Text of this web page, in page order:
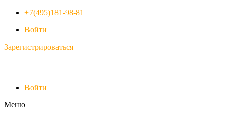
+7(495)181-98-81
Войти
Зарегистрироваться
Войти
Меню